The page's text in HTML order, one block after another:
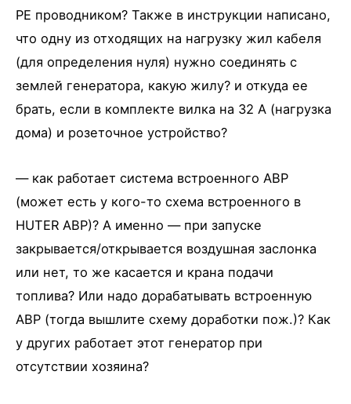
PE проводником? Также в инструкции написано,
что одну из отходящих на нагрузку жил кабеля
(для определения нуля) нужно соединять с
землей генератора, какую жилу? и откуда ее
брать, если в комплекте вилка на 32 А (нагрузка
дома) и розеточное устройство?
— как работает система встроенного АВР
(может есть у кого-то схема встроенного в
HUTER АВР)? А именно — при запуске
закрывается/открывается воздушная заслонка
или нет, то же касается и крана подачи
топлива? Или надо дорабатывать встроенную
АВР (тогда вышлите схему доработки пож.)? Как
у других работает этот генератор при
отсутствии хозяина?